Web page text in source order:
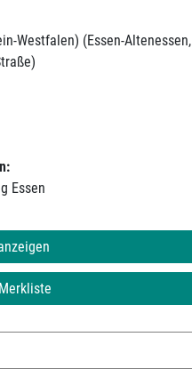
Westfalen) (Essen-Altenessen,
Essen